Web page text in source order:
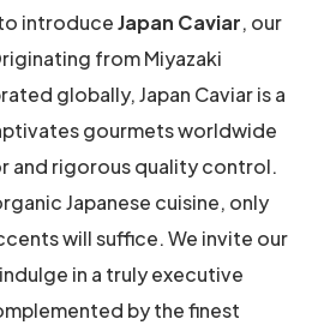
introduceJapan Caviar, our
from Miyazaki
globally, Japan Caviar is a
gourmets worldwide
and rigorous quality control.
Japanese cuisine, only
will suffice. We invite our
in a truly executive
by the finest